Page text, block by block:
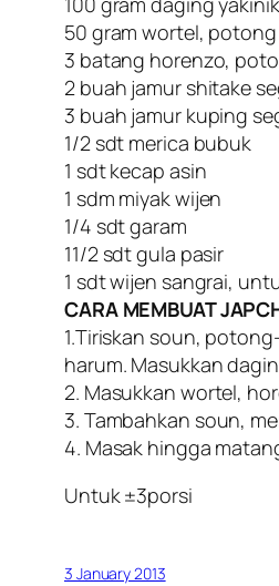
50 gram wortel,
3 batang horenzo,
2 buah jamur shitake
3 buah jamur kuping
1/2 sdt merica bubuk
1 sdt kecap asin
1 sdm miyak wijen
1/4 sdt garam
11/2 sdt gula pasir
1 sdt wijen sangrai,
CARA MEMBUAT
1.Tiriskan soun,
harum. Masukkan
2. Masukkan wortel,
3. Tambahkan soun,
4. Masak hingga
Untuk ±3porsi
3 January 2013